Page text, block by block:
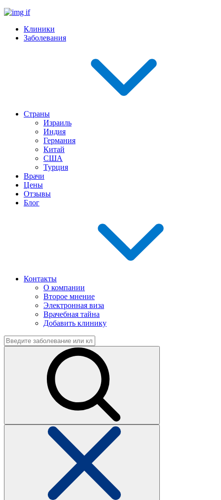
Клиники
Заболевания
Страны
Израиль
Индия
Германия
Китай
США
Турция
Врачи
Цены
Отзывы
Блог
Контакты
О компании
Второе мнение
Электронная виза
Врачебная тайна
Добавить клинику